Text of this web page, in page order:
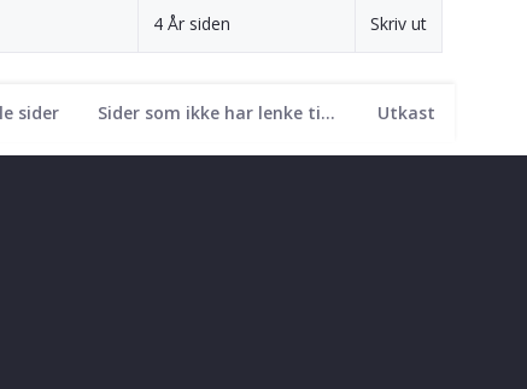
sider Sider som ikke har lenke til seg Utkast
4 År siden Skriv ut